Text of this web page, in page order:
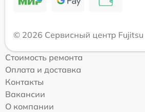
© 2026 Сервисный центр Fujitsu
Стоимость ремонта
Оплата и доставка
Контакты
Вакансии
О компании